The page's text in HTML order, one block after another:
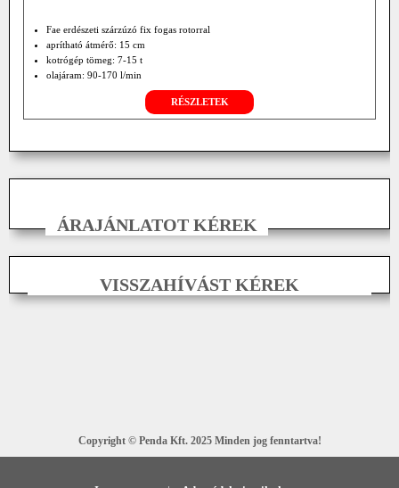
Fae erdészeti szárzúzó fix fogas rotorral
aprítható átmérő: 15 cm
kotrógép tömeg: 7-15 t
olajáram: 90-170 l/min
RÉSZLETEK
ÁRAJÁNLATOT KÉREK
VISSZAHÍVÁST KÉREK
Copyright © Penda Kft. 2025 Minden jog fenntartva!